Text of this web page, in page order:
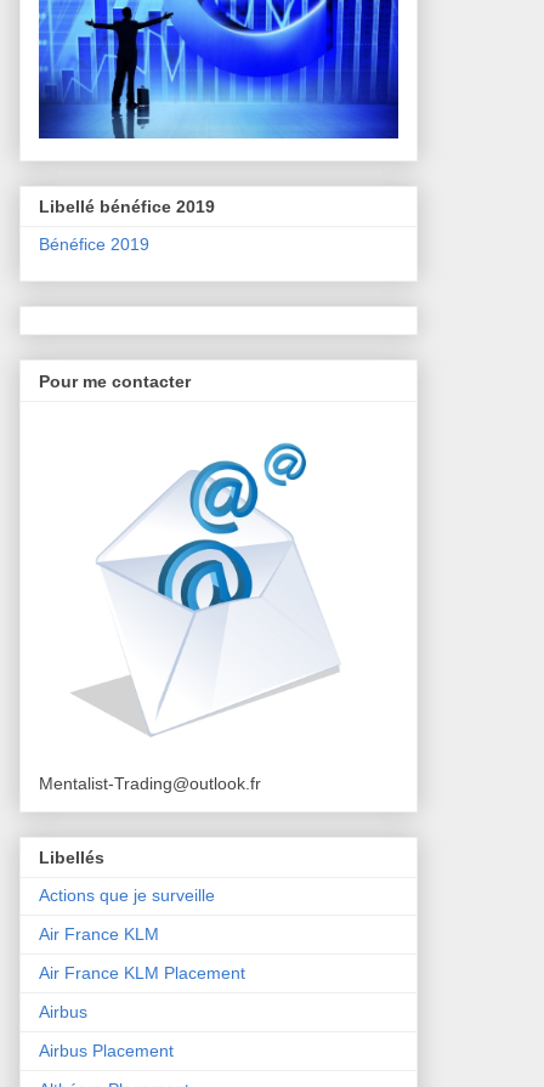
Libellé bénéfice 2019
Bénéfice 2019
Pour me contacter
Mentalist-Trading@outlook.fr
Libellés
Actions que je surveille
Air France KLM
Air France KLM Placement
Airbus
Airbus Placement